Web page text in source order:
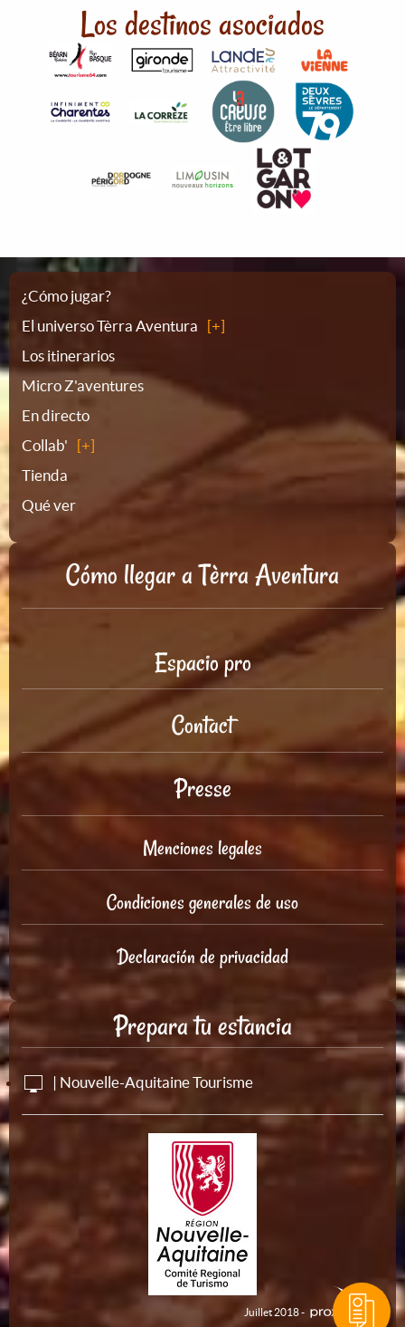
Los destinos asociados
Plano
del
sitio
¿Cómo jugar?
El universo Tèrra Aventura
Los itinerarios
Micro Z'aventures
En directo
Collab'
Tienda
Qué ver
Cómo llegar a Tèrra Aventura
Espacio pro
Contact
Presse
Menciones legales
Condiciones generales de uso
Declaración de privacidad
Prepara tu estancia
| Nouvelle-Aquitaine Tourisme
Juillet 2018 -